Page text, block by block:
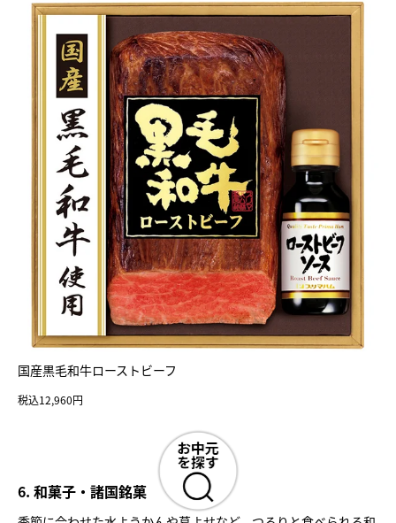
国産黒毛和牛ローストビーフ
税込12,960円
6. 和菓子・諸国銘菓